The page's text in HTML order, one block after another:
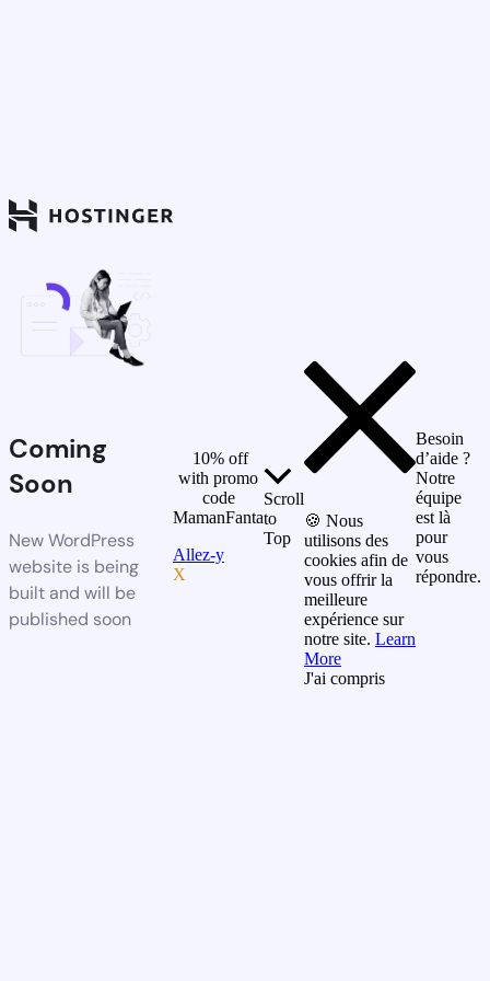
Coming
Soon
New WordPress
website is being
built and will be
published soon
10% off
with promo
code
MamanFanta
Allez-y
X
Scroll
to
Top
🍪 Nous
utilisons des
cookies afin de
vous offrir la
meilleure
expérience sur
notre site. Learn
More
J'ai compris
Besoin
d’aide ?
Notre
équipe
est là
pour
vous
répondre.